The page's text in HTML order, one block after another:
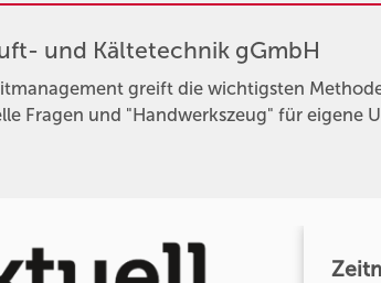
und Kältetechnik gGmbH
greift die wichtigsten
Fragen und "Handwerkszeug" für eigene